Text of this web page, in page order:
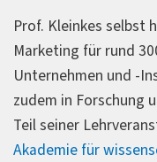
Prof. Kleinkes selbst
Marketing für rund
Unternehmen und -
zudem in Forschung
Teil seiner
Akademie für